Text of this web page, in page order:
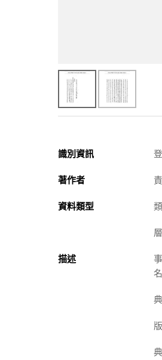
識別資訊
著作者
資料類型
描述